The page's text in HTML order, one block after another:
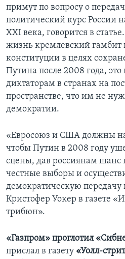
примут по вопросу о
политический курс России
XXI века, говорится в
жизнь кремлевский
конституции в целях
Путина после 2008 года, это
диктаторам в странах на
пространстве, что им не
демократии.
«Евросоюз и США должны
чтобы Путин в 2008 году
сцены, дав россиянам шанс
честные выборы и
демократическую передачу
Кристофер Уокер в газете
трибюн».
«Газпром» проглотил
прислал в газету «Уолл-